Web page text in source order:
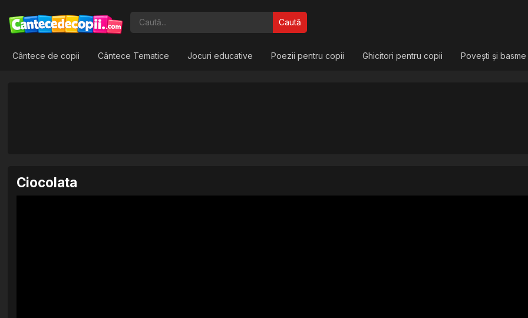
Caută
Cântece de copii Cântece Tematice Jocuri educative Poezii pentru copii Ghicitori pentru copii Povești și
Ciocolata